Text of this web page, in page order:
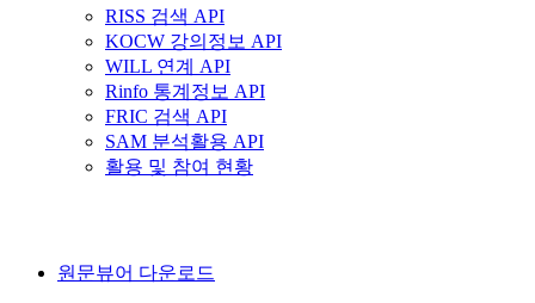
RISS 검색 API
KOCW 강의정보 API
WILL 연계 API
Rinfo 통계정보 API
FRIC 검색 API
SAM 분석활용 API
활용 및 참여 현황
원문뷰어 다운로드